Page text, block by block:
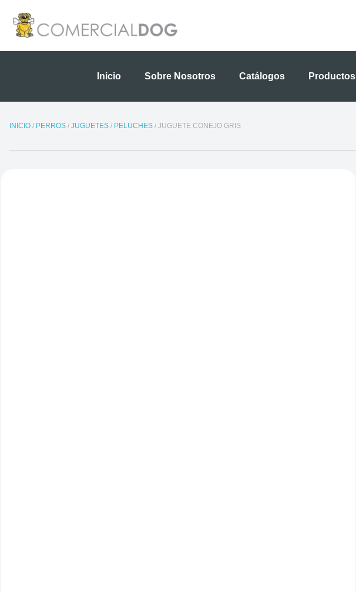
contenido
Inicio Sobre Nosotros Catálogos Productos
INICIO / PERROS / JUGUETES / PELUCHES / JUGUETE CONEJO GRIS